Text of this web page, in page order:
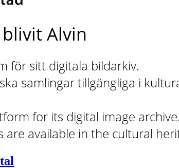
Alvin
för sitt digitala bildarkiv.
samlingar tillgängliga i
for its digital image archive.
available in the cultural